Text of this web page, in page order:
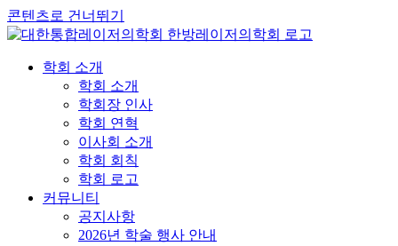
콘텐츠로 건너뛰기
학회 소개
학회 소개
학회장 인사
학회 연혁
이사회 소개
학회 회칙
학회 로고
커뮤니티
공지사항
2026년 학술 행사 안내